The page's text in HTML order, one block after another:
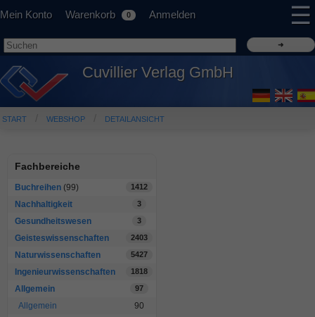
Mein Konto Warenkorb 0 Anmelden ☰
Cuvillier Verlag GmbH
START WEBSHOP DETAILANSICHT
Fachbereiche
Buchreihen (99) 1412
Nachhaltigkeit 3
Gesundheitswesen 3
Geisteswissenschaften 2403
Naturwissenschaften 5427
Ingenieurwissenschaften 1818
Allgemein 97
Allgemein
90